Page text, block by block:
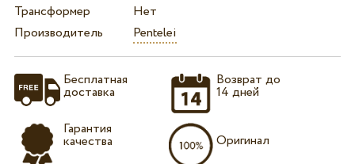
Трансформер
Нет
Производитель
Pentelei
Бесплатная
доставка
Гарантия
качества
Возврат до
14 дней
Оригинал